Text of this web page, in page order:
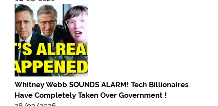
Whitney Webb SOUNDS ALARM! Tech Billionaires
Have Completely Taken Over Government !